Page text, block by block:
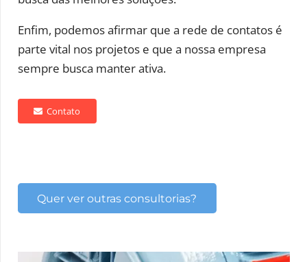
Enfim, podemos afirmar que a rede de contatos é
parte vital nos projetos e que a nossa empresa
sempre busca manter ativa.
Contato
Quer ver outras consultorias?